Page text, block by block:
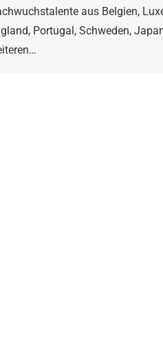
aus Belgien,
Portugal, Schweden,